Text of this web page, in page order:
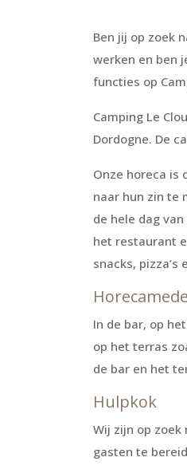
Ben jij op zoek
werken en ben
functies op
Camping Le
Dordogne. De
Onze horeca is
naar hun zin te
de hele dag
het restaurant
snacks,
In de bar, op
op het terras
de bar en het
Hulpkok
Wij zijn op
gasten te